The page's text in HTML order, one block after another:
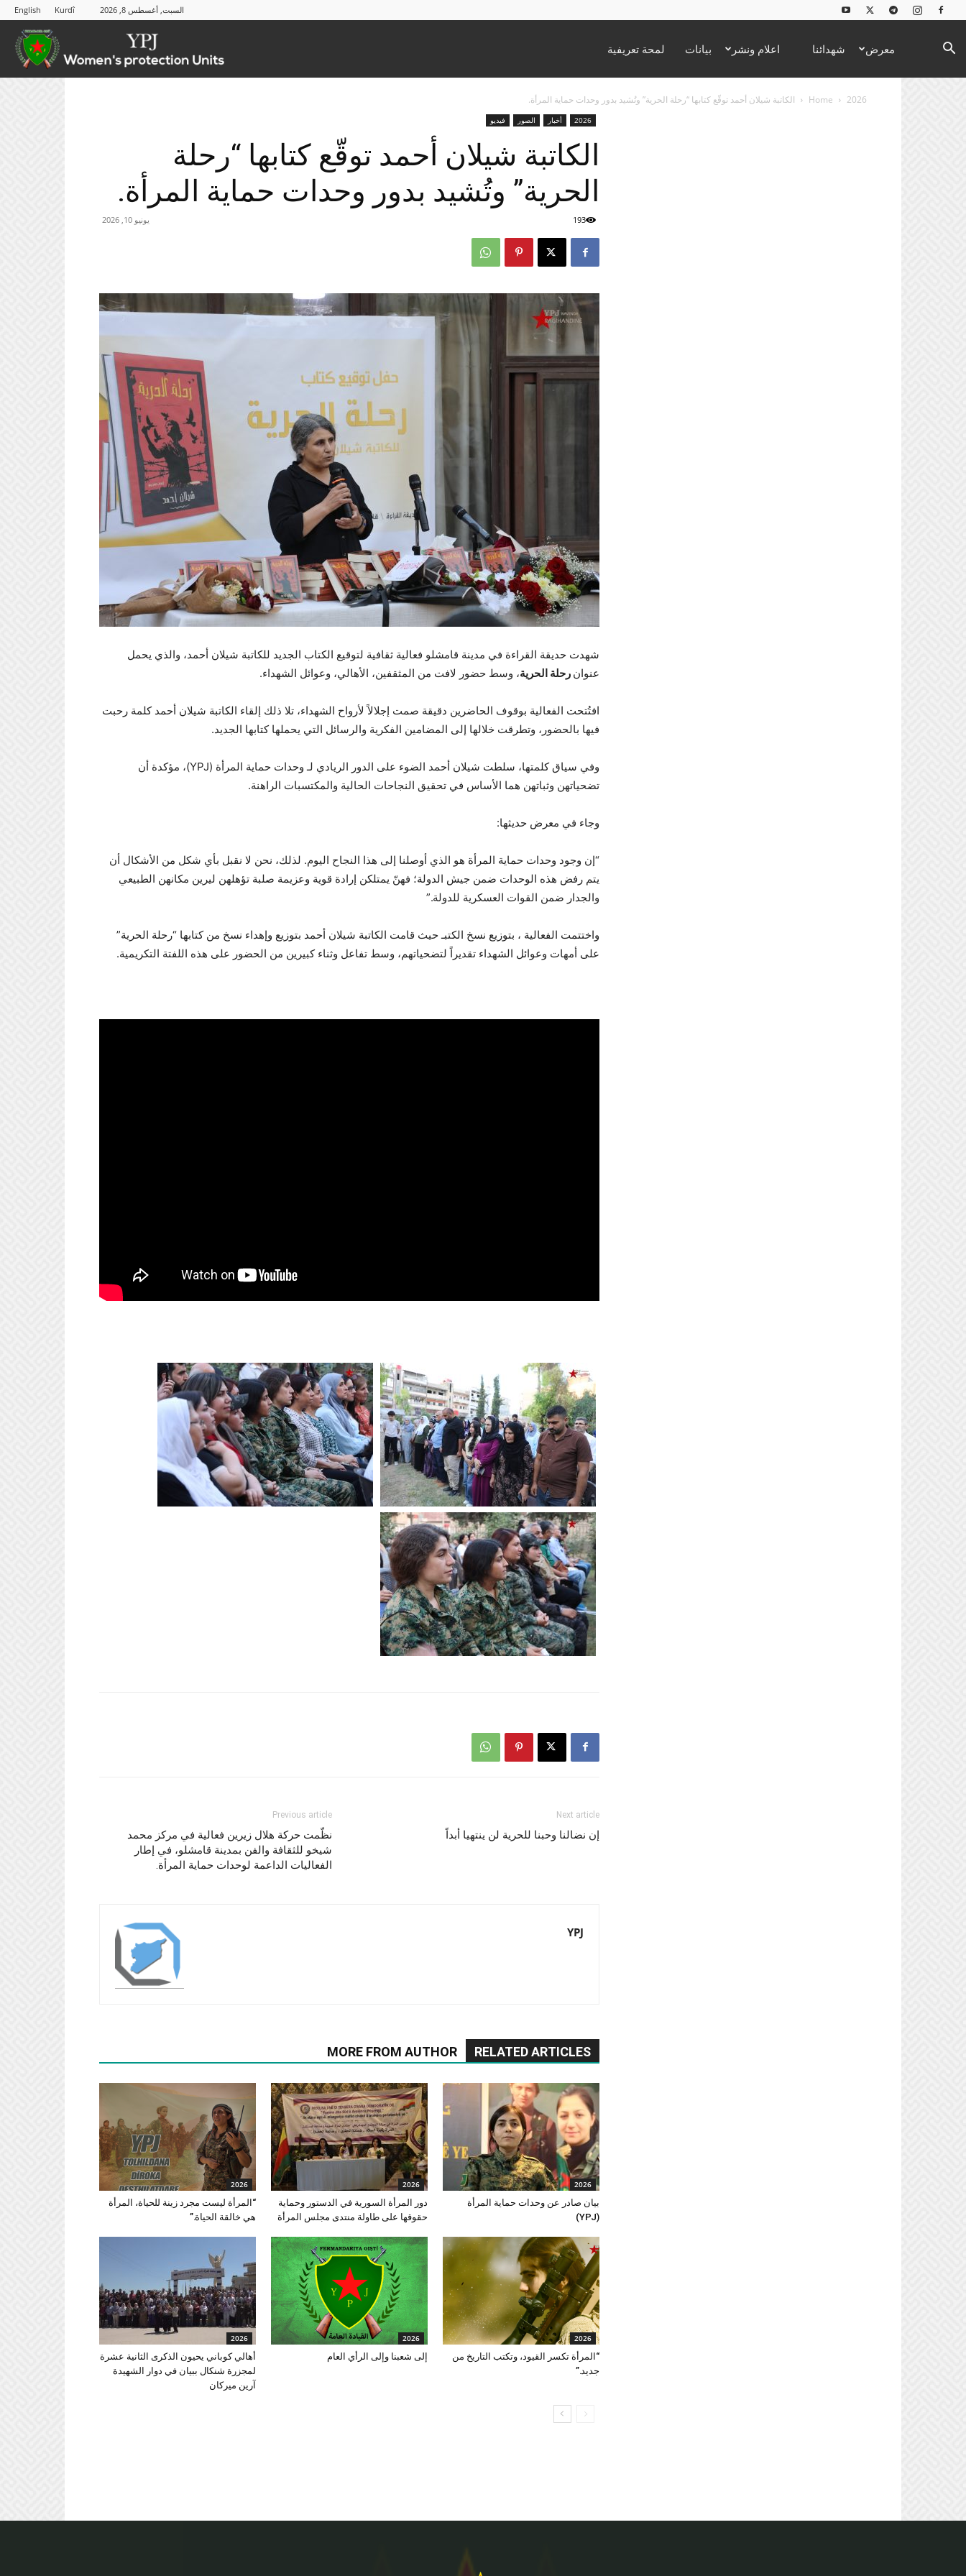
السبت, أغسطس 8, 2026 Kurdî
English
لمحة تعريفية بيانات اعلام ونشر شهدائنا معرض
Home 2026 الكاتبة شيلان أحمد توقّع كتابها “رحلة الحرية” وتُشيد بدور وحدات حماية المرأة.
2026 أخبار الصور فيديو
الكاتبة شيلان أحمد توقّع كتابها “رحلة
الحرية” وتُشيد بدور وحدات حماية المرأة.
يونيو 10, 2026 193
شهدت حديقة القراءة في مدينة قامشلو فعالية ثقافية لتوقيع الكتاب الجديد للكاتبة شيلان أحمد، والذي يحمل
عنوان رحلة الحرية، وسط حضور لافت من المثقفين، الأهالي، وعوائل الشهداء.
افتُتحت الفعالية بوقوف الحاضرين دقيقة صمت إجلالاً لأرواح الشهداء، تلا ذلك إلقاء الكاتبة شيلان أحمد كلمة رحبت
فيها بالحضور، وتطرقت خلالها إلى المضامين الفكرية والرسائل التي يحملها كتابها الجديد.
وفي سياق كلمتها، سلطت شيلان أحمد الضوء على الدور الريادي لـ وحدات حماية المرأة (YPJ)، مؤكدة أن
تضحياتهن وثباتهن هما الأساس في تحقيق النجاحات الحالية والمكتسبات الراهنة.
وجاء في معرض حديثها:
“إن وجود وحدات حماية المرأة هو الذي أوصلنا إلى هذا النجاح اليوم. لذلك، نحن لا نقبل بأي شكل من الأشكال أن
يتم رفض هذه الوحدات ضمن جيش الدولة؛ فهنّ يمتلكن إرادة قوية وعزيمة صلبة تؤهلهن ليرين مكانهن الطبيعي
والجدار ضمن القوات العسكرية للدولة.”
واختتمت الفعالية ، بتوزيع نسخ الكتبـ حيث قامت الكاتبة شيلان أحمد بتوزيع وإهداء نسخ من كتابها “رحلة الحرية”
على أمهات وعوائل الشهداء تقديراً لتضحياتهم، وسط تفاعل وثناء كبيرين من الحضور على هذه اللفتة التكريمية.
Previous article
نظّمت حركة هلال زيرين فعالية في مركز محمد
شيخو للثقافة والفن بمدينة قامشلو، في إطار
الفعاليات الداعمة لوحدات حماية المرأة.
Next article
إن نضالنا وحبنا للحرية لن ينتهيا أبداً
YPJ
RELATED ARTICLES
MORE FROM AUTHOR
2026
“المرأة ليست مجرد زينة للحياة، المرأة
هي خالقة الحياة.”
2026
دور المرأة السورية في الدستور وحماية
حقوقها على طاولة منتدى مجلس المرأة
2026
بيان صادر عن وحدات حماية المرأة
(YPJ)
2026
أهالي كوباني يحيون الذكرى الثانية عشرة
لمجزرة شنكال ببيان في دوار الشهيدة
آرين ميركان
2026
إلى شعبنا وإلى الرأي العام
2026
“المرأة تكسر القيود، وتكتب التاريخ من
جديد.”